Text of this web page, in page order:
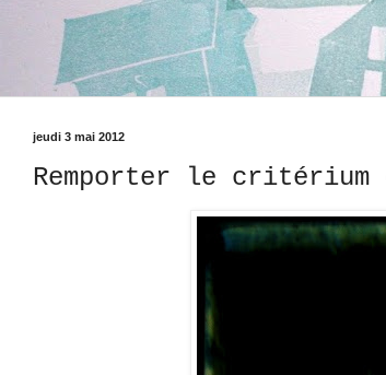
jeudi 3 mai 2012
Remporter le